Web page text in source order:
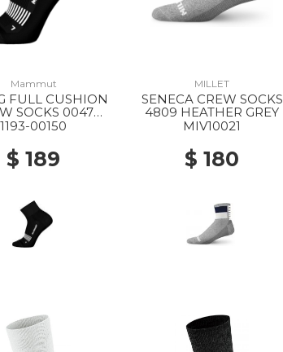
Mammut
FULL CUSHION
SOCKS 0047
WHITE
1193-00150
$ 189
MILLET
SENECA CREW SOCKS
4809 HEATHER GREY
MIV10021
$ 180